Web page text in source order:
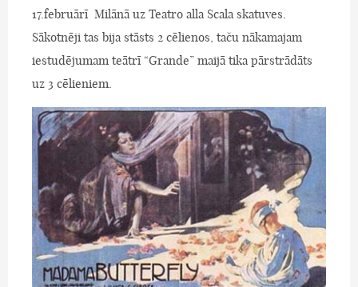
17.februārī Milānā uz Teatro alla Scala skatuves.
Sākotnēji tas bija stāsts 2 cēlienos, taču nākamajam
iestudējumam teātrī “Grande” maijā tika pārstrādāts
uz 3 cēlieniem.